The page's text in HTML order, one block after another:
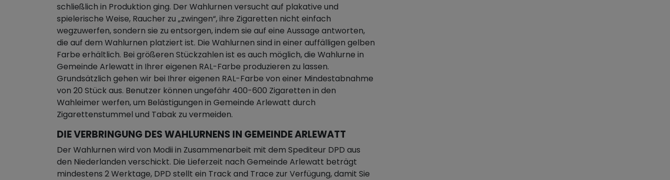
schließlich in Produktion ging. Der Wahlurnen versucht auf plakative und
spielerische Weise, Raucher zu „zwingen“, ihre Zigaretten nicht einfach
wegzuwerfen, sondern sie zu entsorgen, indem sie auf eine Aussage antworten,
die auf dem Wahlurnen platziert ist. Die Wahlurnen sind in einer auffälligen gelben
Farbe erhältlich. Bei größeren Stückzahlen ist es auch möglich, die Wahlurne in
Gemeinde Arlewatt in Ihrer eigenen RAL-Farbe produzieren zu lassen.
Grundsätzlich gehen wir bei Ihrer eigenen RAL-Farbe von einer Mindestabnahme
von 20 Stück aus. Benutzer können ungefähr 400-600 Zigaretten in den
Wahleimer werfen, um Belästigungen in Gemeinde Arlewatt durch
Zigarettenstummel und Tabak zu vermeiden.
DIE VERBRINGUNG DES WAHLURNENS IN GEMEINDE ARLEWATT
Der Wahlurnen wird von Modii in Zusammenarbeit mit dem Spediteur DPD aus
den Niederlanden verschickt. Die Lieferzeit nach Gemeinde Arlewatt beträgt
mindestens 2 Werktage, DPD stellt ein Track and Trace zur Verfügung, damit Sie